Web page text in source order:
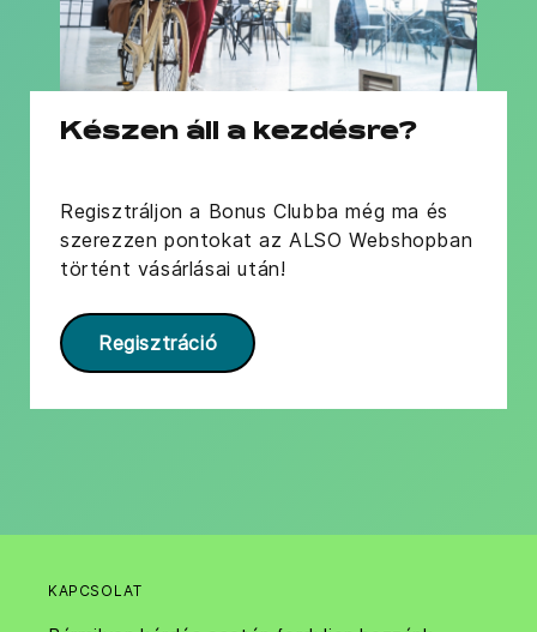
Készen áll a kezdésre?
Regisztráljon a Bonus Clubba még ma és
szerezzen pontokat az ALSO Webshopban
történt vásárlásai után!
Regisztráció
KAPCSOLAT